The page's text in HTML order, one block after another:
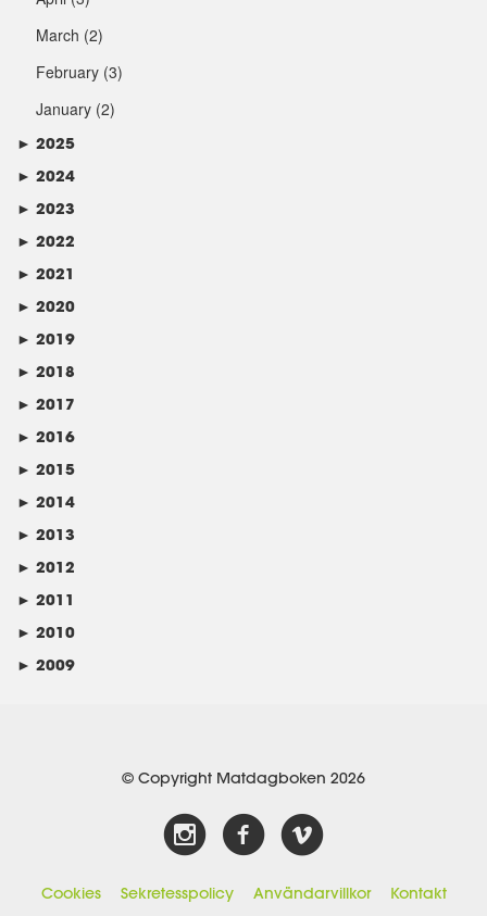
March (2)
February (3)
January (2)
► 2025
► 2024
► 2023
► 2022
► 2021
► 2020
► 2019
► 2018
► 2017
► 2016
► 2015
► 2014
► 2013
► 2012
► 2011
► 2010
► 2009
© Copyright Matdagboken 2026
Cookies Sekretesspolicy Användarvillkor Kontakt